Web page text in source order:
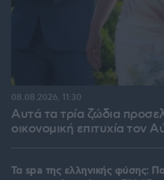
Αυτά τα τρία ζώδια
οικονομική επιτυχία τον
08.08.2026, 11:30
Τα spa της ελληνικής φύσης: